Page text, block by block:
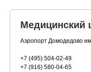
Медицинский
Аэропорт Домодедово
+7 (495) 504-02-49
+7 (916) 580-04-65